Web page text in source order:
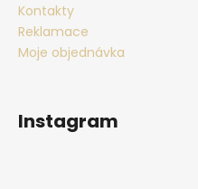
Kontakty
Reklamace
Moje objednávka
Instagram